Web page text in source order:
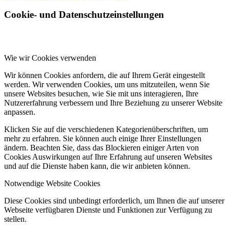
Cookie- und Datenschutzeinstellungen
Wie wir Cookies verwenden
Wir können Cookies anfordern, die auf Ihrem Gerät eingestellt
werden. Wir verwenden Cookies, um uns mitzuteilen, wenn Sie
unsere Websites besuchen, wie Sie mit uns interagieren, Ihre
Nutzererfahrung verbessern und Ihre Beziehung zu unserer Website
anpassen.
Klicken Sie auf die verschiedenen Kategorienüberschriften, um
mehr zu erfahren. Sie können auch einige Ihrer Einstellungen
ändern. Beachten Sie, dass das Blockieren einiger Arten von
Cookies Auswirkungen auf Ihre Erfahrung auf unseren Websites
und auf die Dienste haben kann, die wir anbieten können.
Notwendige Website Cookies
Diese Cookies sind unbedingt erforderlich, um Ihnen die auf unserer
Webseite verfügbaren Dienste und Funktionen zur Verfügung zu
stellen.